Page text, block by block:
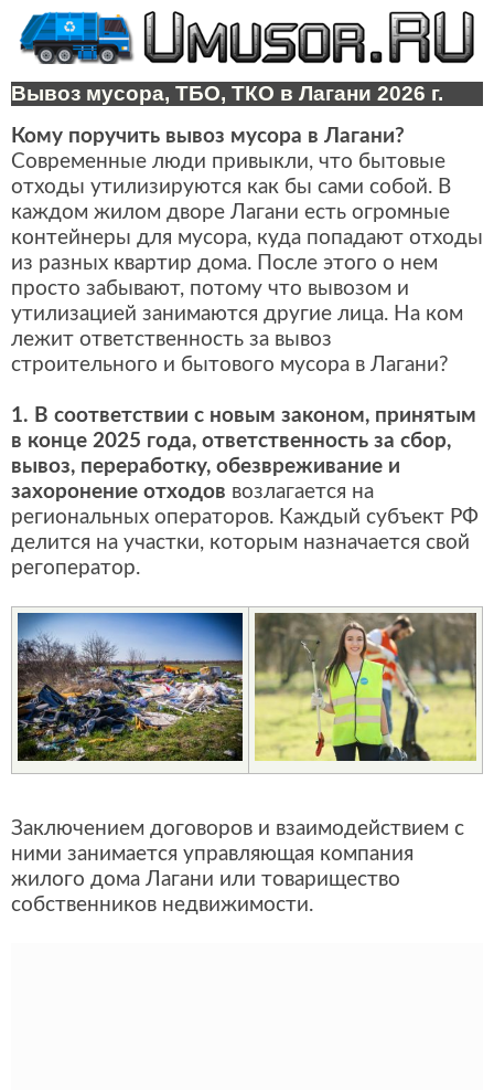
Вывоз мусора, ТБО, ТКО в Лагани 2026 г.
Кому поручить вывоз мусора в Лагани?
Современные люди привыкли, что бытовые
отходы утилизируются как бы сами собой. В
каждом жилом дворе Лагани есть огромные
контейнеры для мусора, куда попадают отходы
из разных квартир дома. После этого о нем
просто забывают, потому что вывозом и
утилизацией занимаются другие лица. На ком
лежит ответственность за вывоз
строительного и бытового мусора в Лагани?
1. В соответствии с новым законом, принятым
в конце 2025 года, ответственность за сбор,
вывоз, переработку, обезвреживание и
захоронение отходов возлагается на
региональных операторов. Каждый субъект РФ
делится на участки, которым назначается свой
регоператор.
Заключением договоров и взаимодействием с
ними занимается управляющая компания
жилого дома Лагани или товарищество
собственников недвижимости.